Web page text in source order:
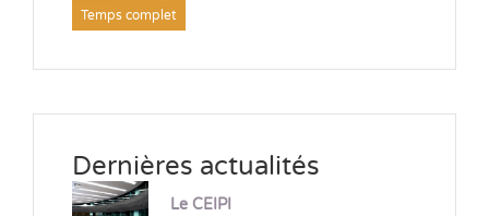
Temps complet
Dernières actualités
Le CEIPI